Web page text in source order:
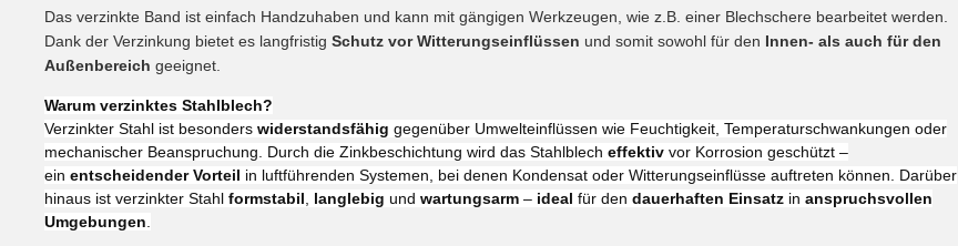
Das verzinkte Band ist einfach Handzuhaben und kann mit gängigen Werkzeugen, wie z.B. einer Blechschere bearbeitet werden.
Dank der Verzinkung bietet es langfristig Schutz vor Witterungseinflüssen und somit sowohl für den Innen- als auch für den
Außenbereich geeignet.
Warum verzinktes Stahlblech?
Verzinkter Stahl ist besonders widerstandsfähig gegenüber Umwelteinflüssen wie Feuchtigkeit, Temperaturschwankungen oder
mechanischer Beanspruchung. Durch die Zinkbeschichtung wird das Stahlblech effektiv vor Korrosion geschützt –
ein entscheidender Vorteil in luftführenden Systemen, bei denen Kondensat oder Witterungseinflüsse auftreten können. Darüber
hinaus ist verzinkter Stahl formstabil langlebig und wartungsarm – ideal für den dauerhaften Einsatz in anspruchsvollen
Umgebungen